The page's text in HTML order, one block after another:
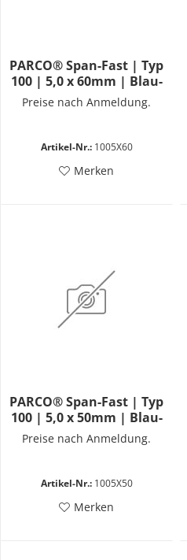
PARCO® Span-Fast | Typ
100 | 5,0 x 60mm | Blau-
Verzinkt | Vollgewinde |
Preise nach Anmeldung.
Artikel-Nr.:1005X60
Merken
PARCO® Span-Fast | Typ
100 | 5,0 x 50mm | Blau-
Verzinkt | Vollgewinde |
Preise nach Anmeldung.
Artikel-Nr.:1005X50
Merken